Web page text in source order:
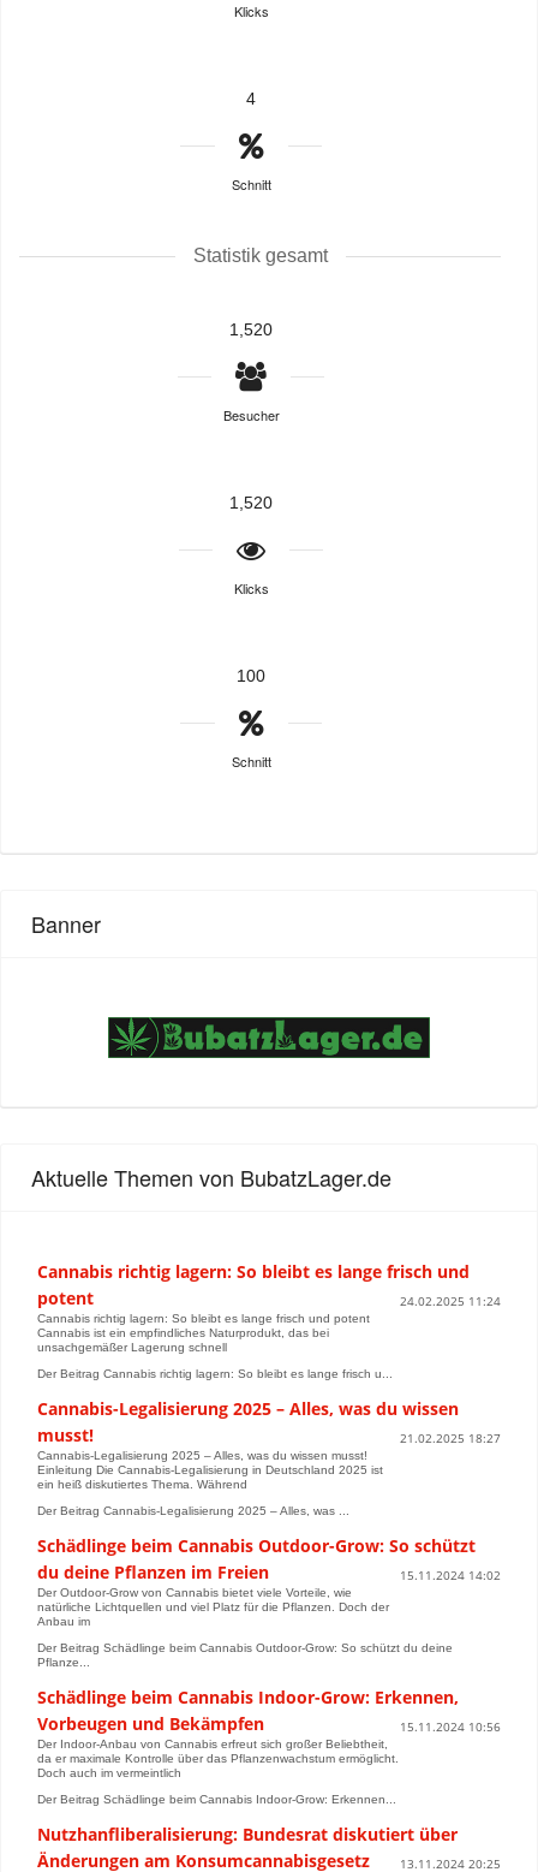
Klicks
4
Schnitt
Statistik gesamt
1,520
Besucher
1,520
Klicks
100
Schnitt
Banner
Aktuelle Themen von BubatzLager.de
Cannabis richtig lagern: So bleibt es lange frisch und
potent
24.02.2025 11:24
Cannabis richtig lagern: So bleibt es lange frisch und potent
Cannabis ist ein empfindliches Naturprodukt, das bei
unsachgemäßer Lagerung schnell
Der Beitrag Cannabis richtig lagern: So bleibt es lange frisch u...
Cannabis-Legalisierung 2025 – Alles, was du wissen
musst!
21.02.2025 18:27
Cannabis-Legalisierung 2025 – Alles, was du wissen musst!
Einleitung Die Cannabis-Legalisierung in Deutschland 2025 ist
ein heiß diskutiertes Thema. Während
Der Beitrag Cannabis-Legalisierung 2025 – Alles, was ...
Schädlinge beim Cannabis Outdoor-Grow: So schützt
du deine Pflanzen im Freien
15.11.2024 14:02
Der Outdoor-Grow von Cannabis bietet viele Vorteile, wie
natürliche Lichtquellen und viel Platz für die Pflanzen. Doch der
Anbau im
Der Beitrag Schädlinge beim Cannabis Outdoor-Grow: So schützt du deine
Pflanze...
Schädlinge beim Cannabis Indoor-Grow: Erkennen,
Vorbeugen und Bekämpfen
15.11.2024 10:56
Der Indoor-Anbau von Cannabis erfreut sich großer Beliebtheit,
da er maximale Kontrolle über das Pflanzenwachstum ermöglicht.
Doch auch im vermeintlich
Der Beitrag Schädlinge beim Cannabis Indoor-Grow: Erkennen...
Nutzhanfliberalisierung: Bundesrat diskutiert über
Änderungen am Konsumcannabisgesetz
13.11.2024 20:25